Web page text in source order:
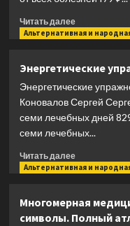
Читать далееПрочитать
больше
ароматов.
Эфирные
масла
специи
от
всех
болезней
Альтернативная и
Энергетические
Энергетические
Коновалов Сергей
семи лечебных дней
семи лечебных...
Читать далееПрочитать
больше
упражнения
семи
Альтернативная и
Многомерная
символы. Полный